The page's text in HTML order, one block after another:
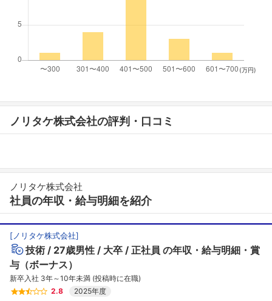
(万円)
ノリタケ株式会社の評判・口コミ
ノリタケ株式会社
社員の年収・給与明細を紹介
[ ノリタケ株式会社]
技術 27歳男性 大卒 正社員 の年収・給与明細・賞
与（ボーナス）
新卒入社 3年～10年未満 (投稿時に在職)
2.8
2025年度